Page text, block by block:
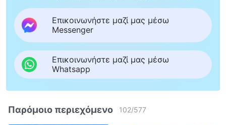
Επικοινωνήστε μαζί μας μέσω
Messenger
Επικοινωνήστε μαζί μας μέσω
Whatsapp
Παρόμοιο περιεχόμενο 102/577